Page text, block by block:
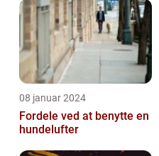
08 januar 2024
Fordele ved at benytte en
hundelufter